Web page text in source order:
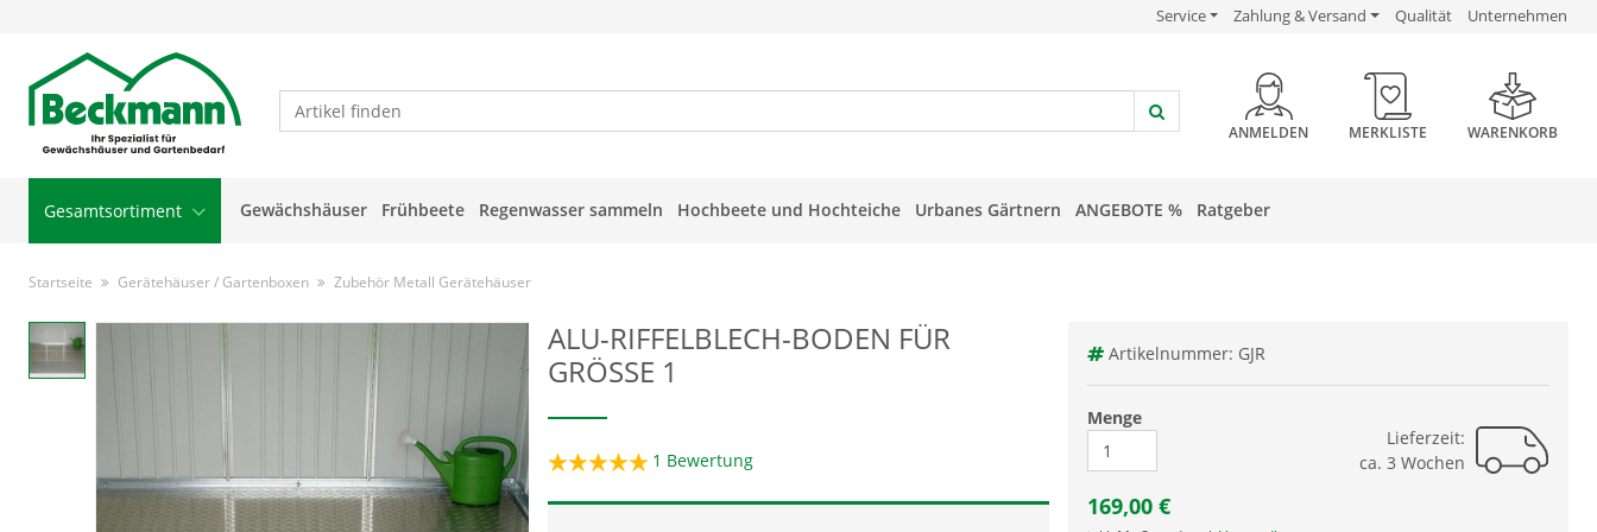
USP Verlinkung
Service Zahlung & Versand USP Verlinkung
Qualität USP Verlinkung
Unternehmen
HEADER BUTTON
ANMELDEN MERKLISTE WARENKORB
Gesamtsortiment Gewächshäuser Frühbeete Regenwasser sammeln Hochbeete und Hochteiche Urbanes Gärtnern ANGEBOTE % Ratgeber
Startseite Gerätehäuser / Gartenboxen Zubehör Metall Gerätehäuser
ALU-RIFFELBLECH-BODEN FÜR
GRÖSSE 1
1 Bewertung
Artikelnummer: GJR
Menge
Lieferzeit:
ca. 3 Wochen
169,00 €